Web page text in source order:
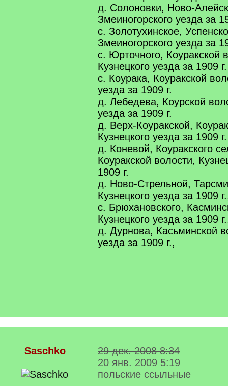
д. Солоновки, Ново-
Змеиногорского уезда за
с. Золотухинское,
Змеиногорского уезда за
с. Юрточного, Коуракской
Кузнецкого уезда за 1909 г.
с. Коурака, Коуракской
уезда за 1909 г.
д. Лебедева, Коурской
уезда за 1909 г.
д. Верх-Коуракской,
Кузнецкого уезда за 1909 г.
д. Коневой, Коуракского
Коуракской волости,
1909 г.
д. Ново-Стрельной,
Кузнецкого уезда за 1909
с. Брюхановского,
Кузнецкого уезда за 1909
д. Дурнова, Касьминской
уезда за 1909 г.,
Saschko
29 дек. 2008 8:34
20 янв. 2009 5:19
польские ссыльные